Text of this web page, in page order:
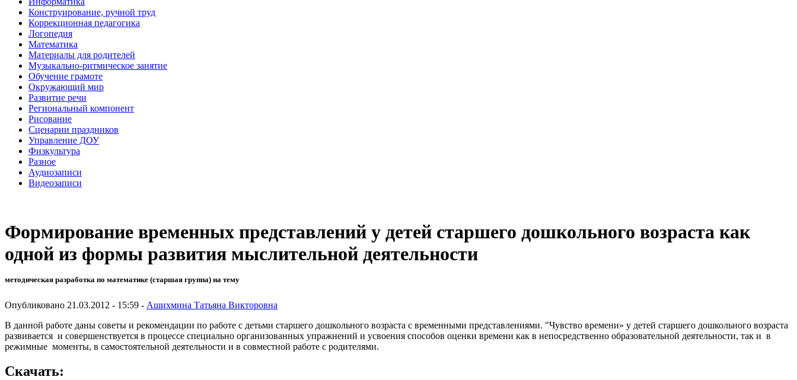
Конструирование, ручной труд
Коррекционная педагогика
Логопедия
Математика
Материалы для родителей
Музыкально-ритмическое занятие
Обучение грамоте
Окружающий мир
Развитие речи
Региональный компонент
Рисование
Сценарии праздников
Управление ДОУ
Физкультура
Разное
Аудиозаписи
Видеозаписи
Формирование временных представлений у детей старшего дошкольного возраста как
одной из формы развития мыслительной деятельности
методическая разработка по математике (старшая группа) на тему
Опубликовано 21.03.2012 - 15:59 - Ашихмина Татьяна Викторовна
В данной работе даны советы и рекомендации по работе с детьми старшего дошкольного возраста с временными представлениями. "Чувство времени» у детей старшего дошкольного возраста
развивается и совершенствуется в процессе специально организованных упражнений и усвоения способов оценки времени как в непосредственно образовательной деятельности, так и в
режимные моменты, в самостоятельной деятельности и в совместной работе с родителями.
Скачать: